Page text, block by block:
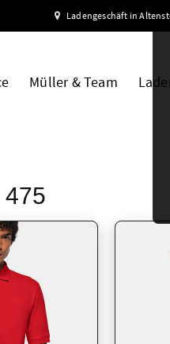
Ladengeschäft in
Müller & Team
475